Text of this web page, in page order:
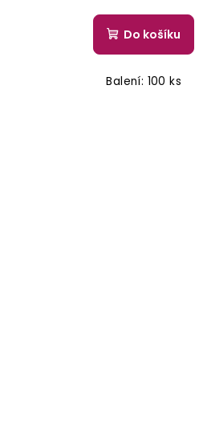
Do košíku
Balení: 100 ks